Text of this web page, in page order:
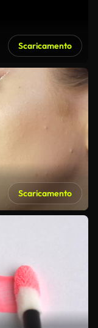
Scaricamento
Scaricamento